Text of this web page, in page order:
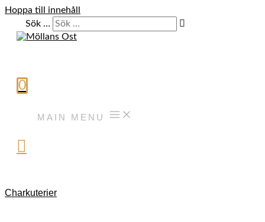
Hoppa till innehåll
Sök …
0
MAIN MENU
Charkuterier